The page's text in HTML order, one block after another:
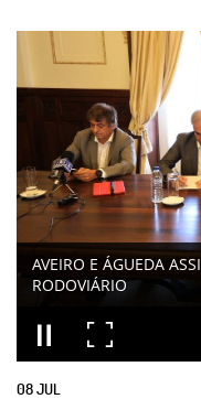
AVEIRO E ÁGUEDA
RODOVIÁRIO
08JUL